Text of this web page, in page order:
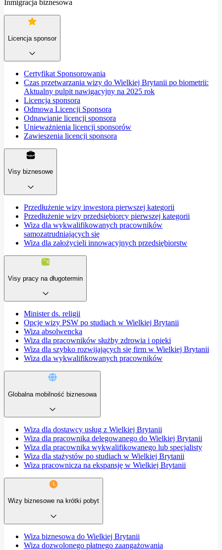
Inmigracja biznesowa
Licencja sponsor
Certyfikat Sponsorowania
Czas przetwarzania wizy do Wielkiej Brytanii po biometrii:
Aktualny pulpit nawigacyjny na 2025 rok
Licencja sponsora
Odmowa Licencji Sponsora
Odnawianie licencji sponsora
Unieważnienia licencji sponsorów
Zawieszenia licencji sponsora
Visy biznesowe
Przedłużenie wizy inwestora pierwszej kategorii
Przedłużenie wizy przedsiębiorcy pierwszej kategorii
Wiza dla wykwalifikowanych pracowników
samozatrudniających się
Wiza dla założycieli innowacyjnych przedsiębiorstw
Visy pracy na długotermin
Minister ds. religii
Opcje wizy PSW po studiach w Wielkiej Brytanii
Wiza absolwencka
Wiza dla pracowników służby zdrowia i opieki
Wiza dla szybko rozwijających się firm w Wielkiej Brytanii
Wiza dla wykwalifikowanych pracowników
Globalna mobilność biznesowa
Wiza dla dostawcy usług z Wielkiej Brytanii
Wiza dla pracownika delegowanego do Wielkiej Brytanii
Wiza dla pracownika wykwalifikowanego lub specjalisty
Wiza dla stażystów po studiach w Wielkiej Brytanii
Wiza pracownicza na ekspansję w Wielkiej Brytanii
Wizy biznesowe na krótki pobyt
Wiza biznesowa do Wielkiej Brytanii
Wiza dozwolonego płatnego zaangażowania